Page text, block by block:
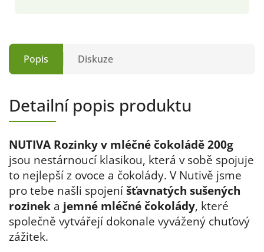
Popis Diskuze
Detailní popis produktu
NUTIVA Rozinky v mléčné čokoládě 200g
jsou nestárnoucí klasikou, která v sobě spojuje
to nejlepší z ovoce a čokolády. V Nutivě jsme
pro tebe našli spojení šťavnatých sušených
rozinek a jemné mléčné čokolády, které
společně vytvářejí dokonale vyvážený chuťový
zážitek.